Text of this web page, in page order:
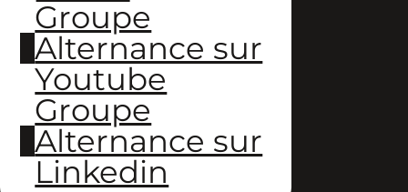
Groupe
Alternance sur
Youtube
Groupe
Alternance sur
Linkedin